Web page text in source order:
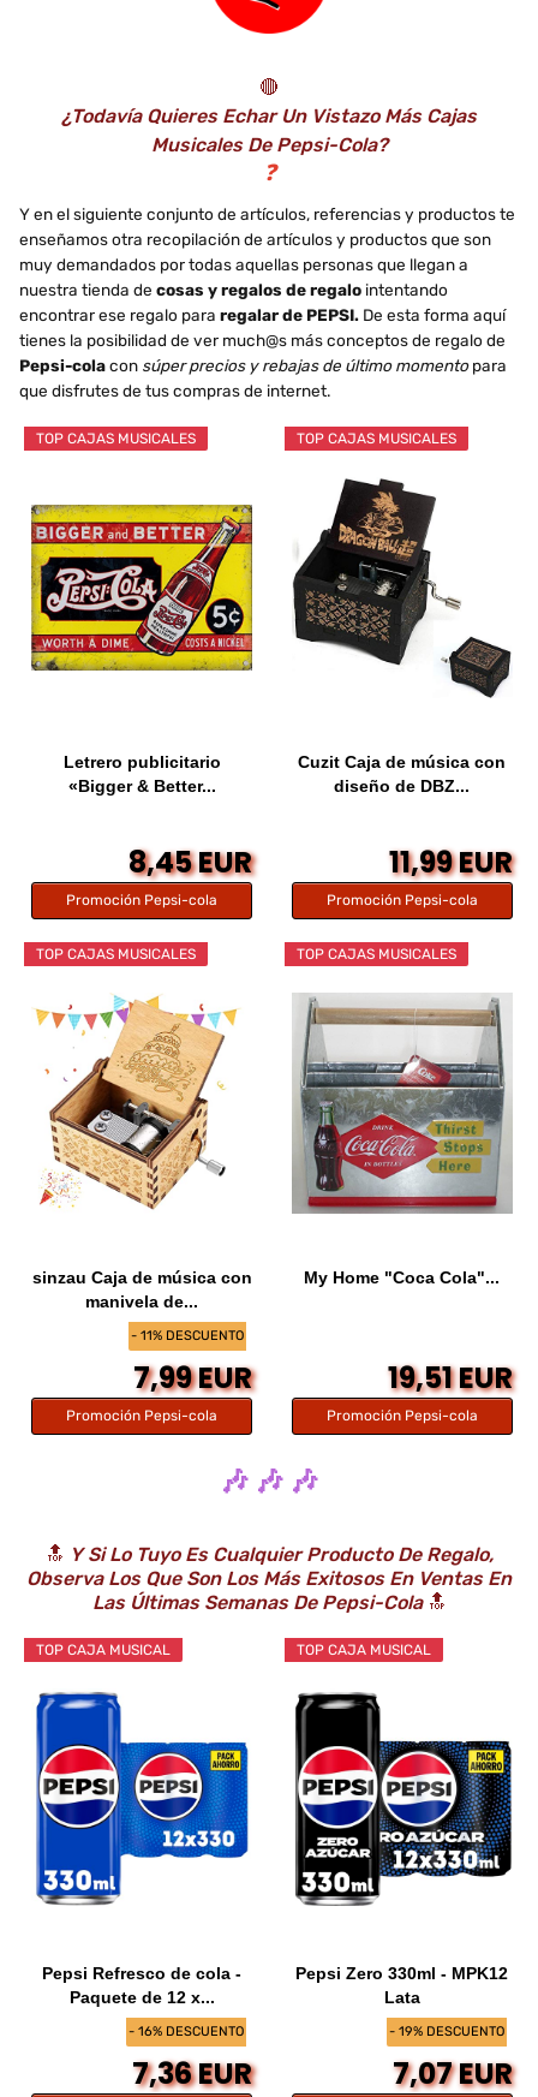
🔴
¿Todavía Quieres Echar Un Vistazo Más Cajas
Musicales De Pepsi-Cola?
❓
Y en el siguiente conjunto de artículos, referencias y productos te
enseñamos otra recopilación de artículos y productos que son
muy demandados por todas aquellas personas que llegan a
nuestra tienda de cosas y regalos de regalo intentando
encontrar ese regalo para regalar de PEPSI. De esta forma aquí
tienes la posibilidad de ver much@s más conceptos de regalo de
Pepsi-colacon súper precios y rebajas de último momentopara
que disfrutes de tus compras de internet.
TOP CAJAS MUSICALES
Letrero publicitario
«Bigger & Better...
8,45 EUR
Promoción Pepsi-cola
TOP CAJAS MUSICALES
Cuzit Caja de música con
diseño de DBZ...
11,99 EUR
Promoción Pepsi-cola
- 11% DESCUENTO
TOP CAJAS MUSICALES
sinzau Caja de música con
manivela de...
7,99 EUR
Promoción Pepsi-cola
TOP CAJAS MUSICALES
My Home "Coca Cola"...
19,51 EUR
Promoción Pepsi-cola
🎶 🎶 🎶
🔝 Y Si Lo Tuyo Es Cualquier Producto De Regalo,
Observa Los Que Son Los Más Exitosos En Ventas En
Las Últimas Semanas De Pepsi-Cola🔝
- 16% DESCUENTO
TOP CAJA MUSICAL
Pepsi Refresco de cola -
Paquete de 12 x...
7,36 EUR
- 19% DESCUENTO
TOP CAJA MUSICAL
Pepsi Zero 330ml - MPK12
Lata
7,07 EUR